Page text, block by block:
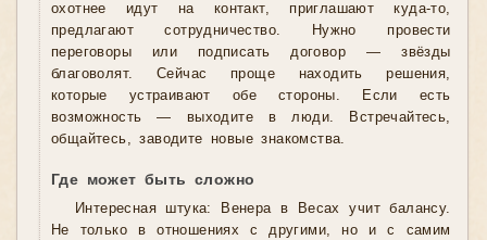
охотнее идут на контакт, приглашают куда-то,
предлагают сотрудничество. Нужно провести
переговоры или подписать договор — звёзды
благоволят. Сейчас проще находить решения,
которые устраивают обе стороны. Если есть
возможность — выходите в люди. Встречайтесь,
общайтесь, заводите новые знакомства.
Где может быть сложно
Интересная штука: Венера в Весах учит балансу.
Не только в отношениях с другими, но и с самим